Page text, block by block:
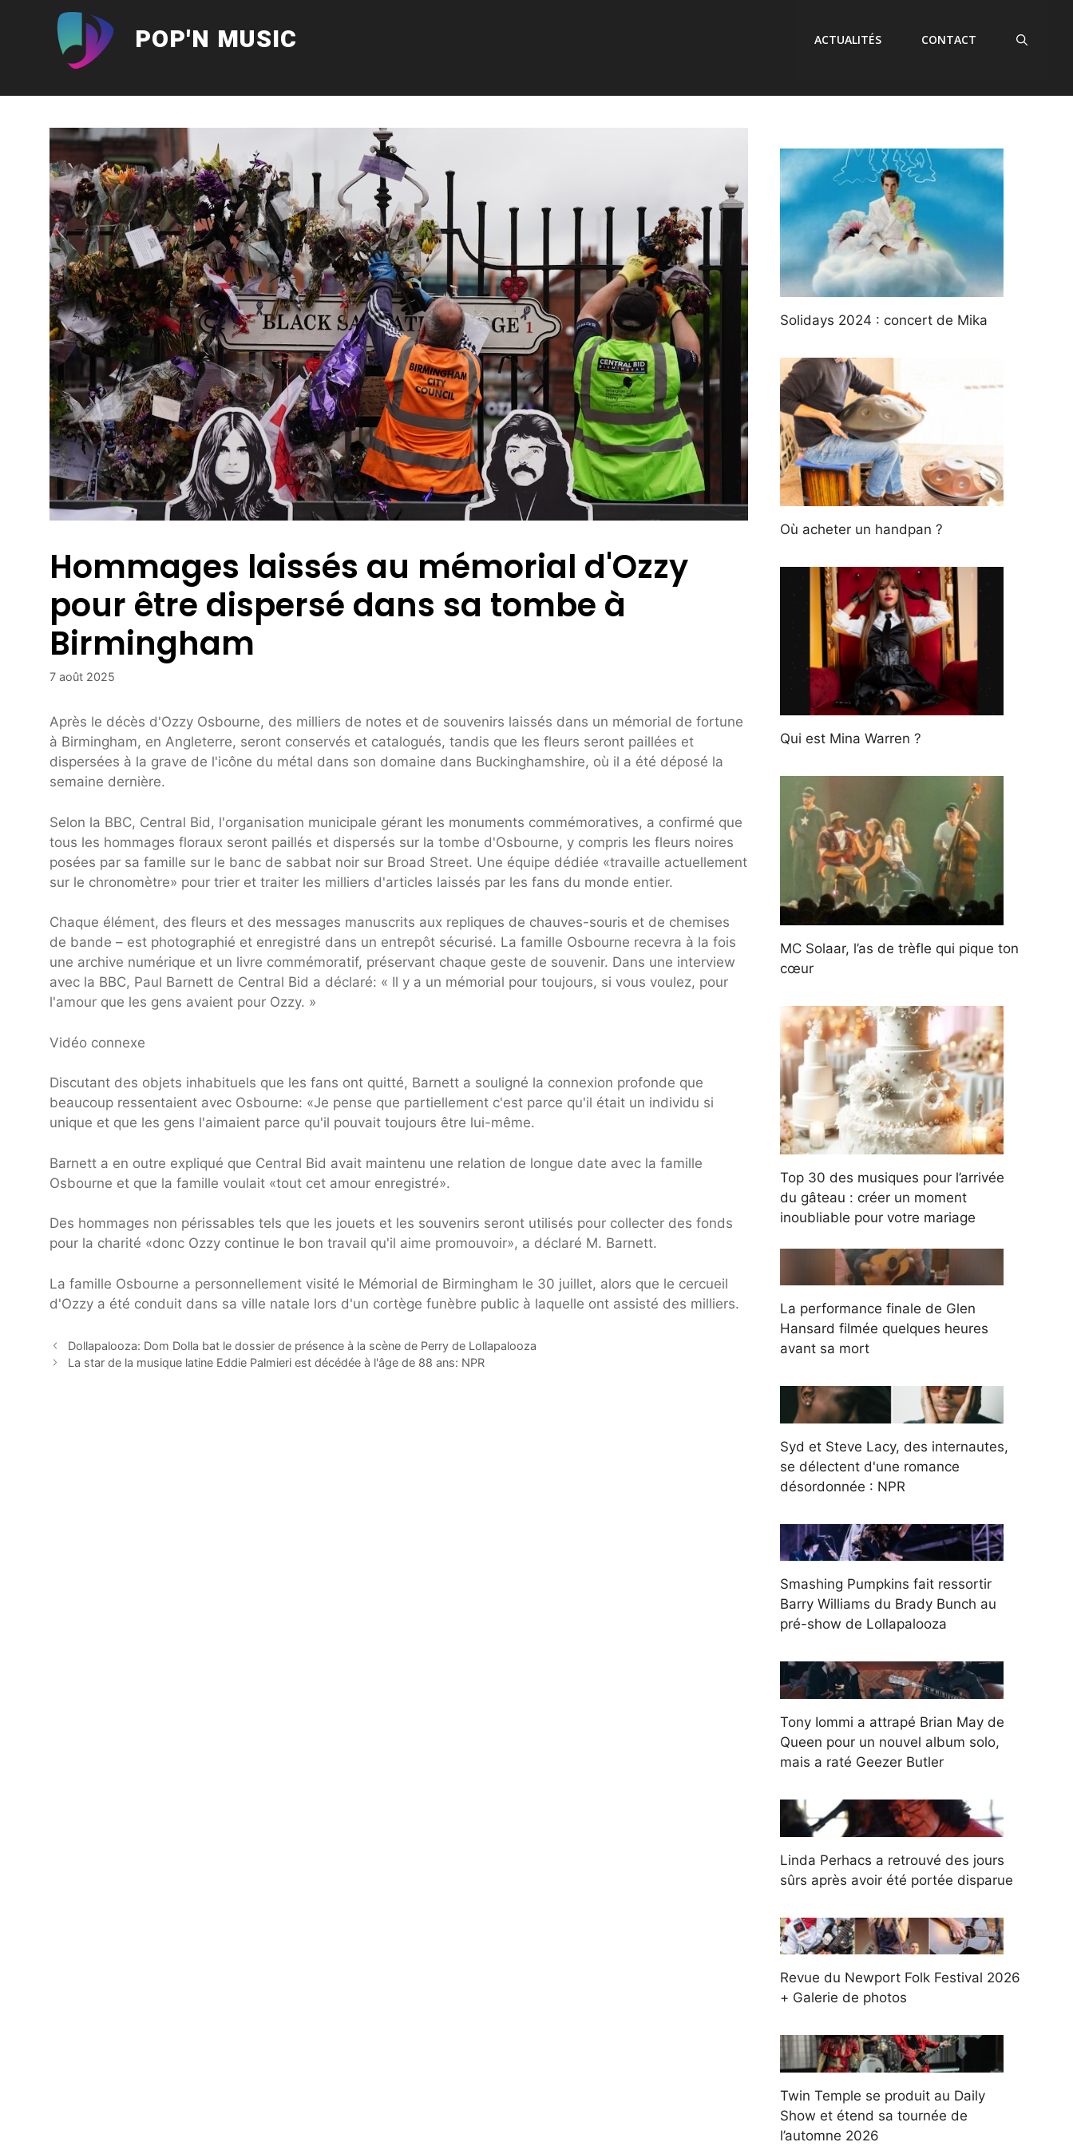
POP'N MUSIC ACTUALITÉS CONTACT
Hommages laissés au mémorial d'Ozzy
pour être dispersé dans sa tombe à
Birmingham
7 août 2025
Après le décès d'Ozzy Osbourne, des milliers de notes et de souvenirs laissés dans un mémorial de fortune
à Birmingham, en Angleterre, seront conservés et catalogués, tandis que les fleurs seront paillées et
dispersées à la grave de l'icône du métal dans son domaine dans Buckinghamshire, où il a été déposé la
semaine dernière.
Selon la BBC, Central Bid, l'organisation municipale gérant les monuments commémoratives, a confirmé que
tous les hommages floraux seront paillés et dispersés sur la tombe d'Osbourne, y compris les fleurs noires
posées par sa famille sur le banc de sabbat noir sur Broad Street. Une équipe dédiée «travaille actuellement
sur le chronomètre» pour trier et traiter les milliers d'articles laissés par les fans du monde entier.
Chaque élément, des fleurs et des messages manuscrits aux repliques de chauves-souris et de chemises
de bande – est photographié et enregistré dans un entrepôt sécurisé. La famille Osbourne recevra à la fois
une archive numérique et un livre commémoratif, préservant chaque geste de souvenir. Dans une interview
avec la BBC, Paul Barnett de Central Bid a déclaré: « Il y a un mémorial pour toujours, si vous voulez, pour
l'amour que les gens avaient pour Ozzy. »
Vidéo connexe
Discutant des objets inhabituels que les fans ont quitté, Barnett a souligné la connexion profonde que
beaucoup ressentaient avec Osbourne: «Je pense que partiellement c'est parce qu'il était un individu si
unique et que les gens l'aimaient parce qu'il pouvait toujours être lui-même.
Barnett a en outre expliqué que Central Bid avait maintenu une relation de longue date avec la famille
Osbourne et que la famille voulait «tout cet amour enregistré».
Des hommages non périssables tels que les jouets et les souvenirs seront utilisés pour collecter des fonds
pour la charité «donc Ozzy continue le bon travail qu'il aime promouvoir», a déclaré M. Barnett.
La famille Osbourne a personnellement visité le Mémorial de Birmingham le 30 juillet, alors que le cercueil
d'Ozzy a été conduit dans sa ville natale lors d'un cortège funèbre public à laquelle ont assisté des milliers.
Dollapalooza: Dom Dolla bat le dossier de présence à la scène de Perry de Lollapalooza
La star de la musique latine Eddie Palmieri est décédée à l'âge de 88 ans: NPR
Solidays 2024 : concert de Mika
Où acheter un handpan ?
Qui est Mina Warren ?
MC Solaar, l’as de trèfle qui pique ton
cœur
Top 30 des musiques pour l’arrivée
du gâteau : créer un moment
inoubliable pour votre mariage
La performance finale de Glen
Hansard filmée quelques heures
avant sa mort
Syd et Steve Lacy, des internautes,
se délectent d'une romance
désordonnée : NPR
Smashing Pumpkins fait ressortir
Barry Williams du Brady Bunch au
pré-show de Lollapalooza
Tony Iommi a attrapé Brian May de
Queen pour un nouvel album solo,
mais a raté Geezer Butler
Linda Perhacs a retrouvé des jours
sûrs après avoir été portée disparue
Revue du Newport Folk Festival 2026
+ Galerie de photos
Twin Temple se produit au Daily
Show et étend sa tournée de
l’automne 2026